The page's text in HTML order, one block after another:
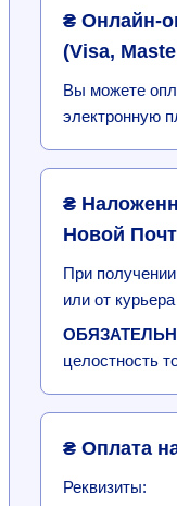
₴ Онлайн-
(Visa,
Вы можете
электронную
₴
Новой
При
или от
целостность
₴ Оплата
Реквизиты: